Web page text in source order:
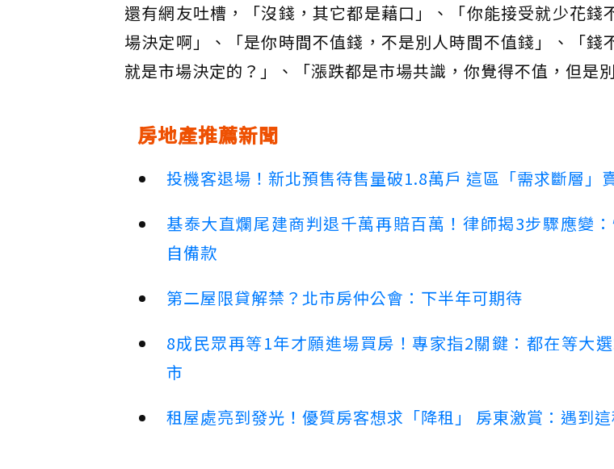
還有網友吐槽，「沒錢，其它都是藉口」、「你能接受就少花錢
場決定啊」、「是你時間不值錢，不是別人時間不值錢」、「錢
就是市場決定的？」、「漲跌都是市場共識，你覺得不值，但是
房地產推薦新聞
投機客退場！新北預售待售量破1.8萬戶 這區「需求斷層」
基泰大直爛尾建商判退千萬再賠百萬！律師揭3步驟應變
自備款
第二屋限貸解禁？北市房仲公會：下半年可期待
8成民眾再等1年才願進場買房！專家指2關鍵：都在等大
市
租屋處亮到發光！優質房客想求「降租」 房東激賞：遇到